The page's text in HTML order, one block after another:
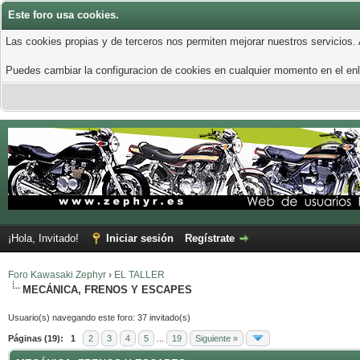
Este foro usa cookies.
Las cookies propias y de terceros nos permiten mejorar nuestros
Puedes cambiar la configuracion de cookies en cualquier momento en el
¡Hola, Invitado! Iniciar sesión Regístrate
Foro Kawasaki Zephyr › EL TALLER
MECÁNICA, FRENOS Y ESCAPES
Usuario(s) navegando este foro: 37 invitado(s)
Páginas (19): 1 2 3 4 5 19 Siguiente »